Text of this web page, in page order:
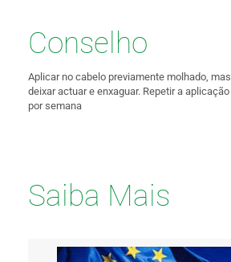
Conselho
Aplicar no cabelo previamente molhado,
deixar actuar e enxaguar. Repetir a
por semana
Saiba Mais